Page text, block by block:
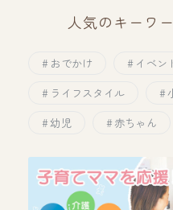
人気のキーワ
おでかけ
イベン
ライフスタイル
幼児
赤ちゃん